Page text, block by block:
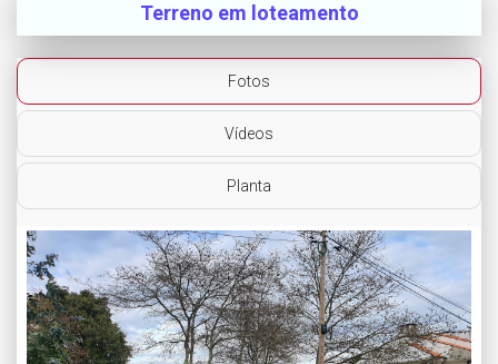
Terreno em loteamento
Fotos
Vídeos
Planta